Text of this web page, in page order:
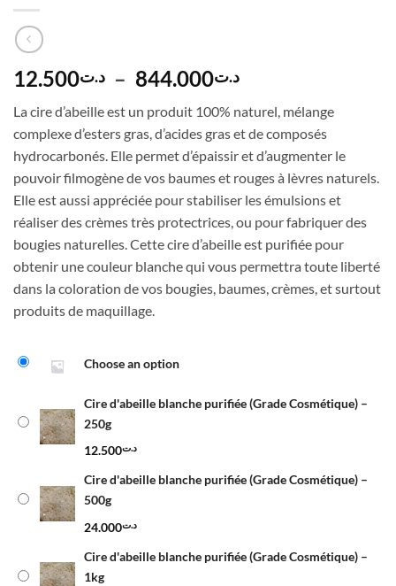
د.ت12.500 – د.ت844.000
Plage
prix :
د.ت12.500
à
د.ت844.000
La cire d’abeille est un produit 100% naturel, mélange
complexe d’esters gras, d’acides gras et de composés
hydrocarbonés. Elle permet d’épaissir et d’augmenter le
pouvoir filmogène de vos baumes et rouges à lèvres naturels.
Elle est aussi appréciée pour stabiliser les émulsions et
réaliser des crèmes très protectrices, ou pour fabriquer des
bougies naturelles. Cette cire d’abeille est purifiée pour
obtenir une couleur blanche qui vous permettra toute liberté
dans la coloration de vos bougies, baumes, crèmes, et surtout
produits de maquillage.
Choose an option
Cire d'abeille blanche purifiée (Grade Cosmétique) –
250g
د.ت12.500
Cire d'abeille blanche purifiée (Grade Cosmétique) –
500g
د.ت24.000
Cire d'abeille blanche purifiée (Grade Cosmétique) –
1kg